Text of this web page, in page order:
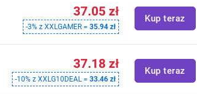
37.05 zł
-3% z XXLGAMER =35.94 zł
Kup teraz
37.18 zł
-10% z XXLG10DEAL =33.46 zł
Kup teraz